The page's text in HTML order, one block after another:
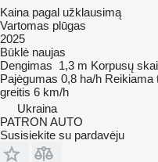
Kaina pagal užklausimą
Vartomas plūgas
2025
Būklė naujas
Dengimas 1,3 m Korpusų
Pajėgumas 0,8 ha/h Reikiama
greitis 6 km/h
Ukraina
PATRON AUTO
Susisiekite su pardavėju